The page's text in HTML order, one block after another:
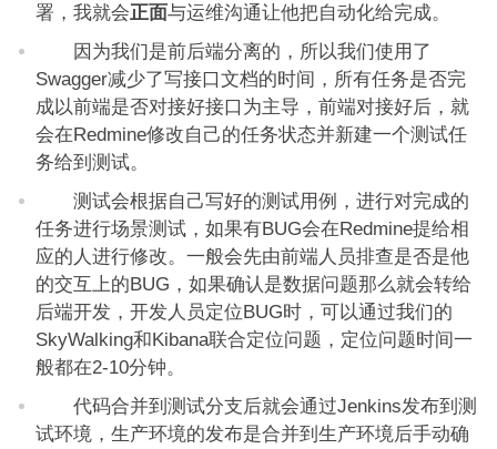
署，我就会正面与运维沟通让他把自动化给完成。
因为我们是前后端分离的，所以我们使用了
Swagger减少了写接口文档的时间，所有任务是否完
成以前端是否对接好接口为主导，前端对接好后，就
会在Redmine修改自己的任务状态并新建一个测试任
务给到测试。
测试会根据自己写好的测试用例，进行对完成的
任务进行场景测试，如果有BUG会在Redmine提给相
应的人进行修改。一般会先由前端人员排查是否是他
的交互上的BUG，如果确认是数据问题那么就会转给
后端开发，开发人员定位BUG时，可以通过我们的
SkyWalking和Kibana联合定位问题，定位问题时间一
般都在2-10分钟。
代码合并到测试分支后就会通过Jenkins发布到测
试环境，生产环境的发布是合并到生产环境后手动确